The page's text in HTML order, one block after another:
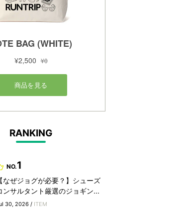
RANKING
NO.1
【なぜジョグが必要？】シューズ
ンサルタント厳選のジョギン...
30, 2026 / ITEM